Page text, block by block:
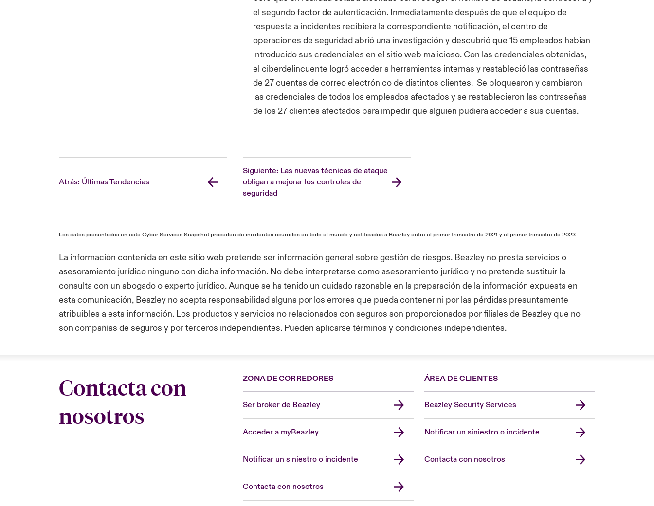
el segundo factor de autenticación. Inmediatamente después de que el equipo de
respuesta a incidentes recibiera la correspondiente notificación, el centro de
operaciones de seguridad abrió una investigación y descubrió que 15 empleados habían
introducido sus credenciales en el sitio web malicioso. Con las credenciales obtenidas,
el ciberdelincuente logró acceder a herramientas internas y restableció las contraseñas
de 27 cuentas de correo electrónico de distintos clientes. Se bloquearon y cambiaron
las credenciales de todos los empleados afectados y se restablecieron las contraseñas
de los 27 clientes afectados para impedir que alguien pudiera acceder a sus cuentas.
Atrás: Últimas Tendencias
Siguiente: Las nuevas técnicas de ataque
obligan a mejorar los controles de
seguridad
Los datos presentados en este Cyber Services Snapshot proceden de incidentes ocurridos en todo el mundo y notificados a Beazley entre el primer trimestre de 2021 y el primer trimestre de 2023.
La información contenida en este sitio web pretende ser información general sobre gestión de riesgos. Beazley no presta servicios o
asesoramiento jurídico ninguno con dicha información. No debe interpretarse como asesoramiento jurídico y no pretende sustituir la
consulta con un abogado o experto jurídico. Aunque se ha tenido un cuidado razonable en la preparación de la información expuesta en
esta comunicación, Beazley no acepta responsabilidad alguna por los errores que pueda contener ni por las pérdidas presuntamente
atribuibles a esta información. Los productos y servicios no relacionados con seguros son proporcionados por filiales de Beazley que no
son compañías de seguros y por terceros independientes. Pueden aplicarse términos y condiciones independientes.
Contacta con
nosotros
ZONA DE CORREDORES
Ser broker de Beazley
Acceder a myBeazley
Notificar un siniestro o incidente
Contacta con nosotros
ÁREA DE CLIENTES
Beazley Security Services
Notificar un siniestro o incidente
Contacta con nosotros
United Kingdom
Asia Pacific